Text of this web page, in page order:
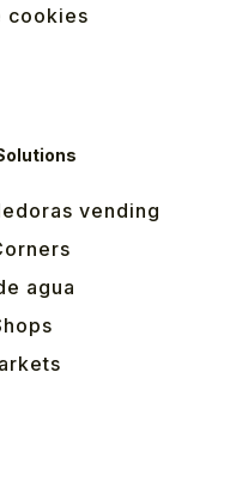
cookies
vending
agua